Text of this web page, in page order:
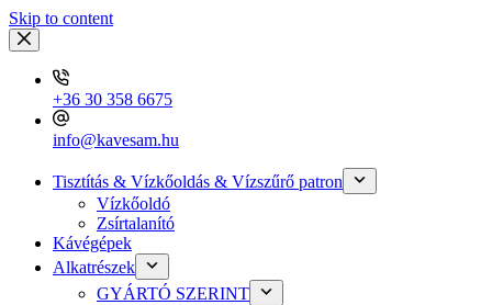
Skip to content
+36 30 358 6675
info@kavesam.hu
Tisztítás & Vízkőoldás & Vízszűrő patron
Vízkőoldó
Zsírtalanító
Kávégépek
Alkatrészek
GYÁRTÓ SZERINT